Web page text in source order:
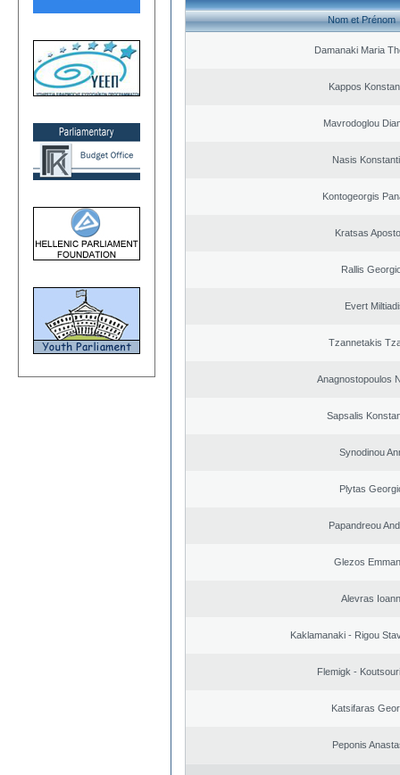
Nom et Prénom
Damanaki Maria
Kappos
Mavrodoglou
Nasis
Kontogeorgis
Kratsas
Rallis
Evert
Tzannetakis
Anagnostopoulos
Sapsalis
Synodinou
Plytas
Papandreou
Glezos
Alevras
Kaklamanaki - Rigou
Flemigk -
Katsifaras
Peponis